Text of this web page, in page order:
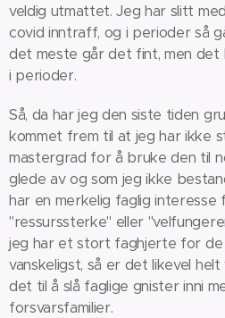
veldig utmattet. Jeg har slitt
covid inntraff, og i perioder så
det meste går det fint, men det
i perioder.
Så, da har jeg den siste tiden
kommet frem til at jeg har ikke
mastergrad for å bruke den til
glede av og som jeg ikke
har en merkelig faglig interesse
"ressurssterke" eller
jeg har et stort faghjerte for de
vanskeligst, så er det likevel
det til å slå faglige gnister inni
forsvarsfamilier.